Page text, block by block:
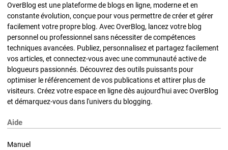
OverBlog est une plateforme de blogs en ligne, moderne et en
constante évolution, conçue pour vous permettre de créer et gérer
facilement votre propre blog. Avec OverBlog, lancez votre blog
personnel ou professionnel sans nécessiter de compétences
techniques avancées. Publiez, personnalisez et partagez facilement
vos articles, et connectez-vous avec une communauté active de
blogueurs passionnés. Découvrez des outils puissants pour
optimiser le référencement de vos publications et attirer plus de
visiteurs. Créez votre espace en ligne dès aujourd'hui avec OverBlog
et démarquez-vous dans l'univers du blogging.
Aide
Manuel